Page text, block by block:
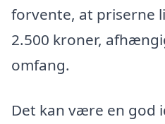
forvente, at priserne
2.500 kroner,
omfang.
Det kan være en god